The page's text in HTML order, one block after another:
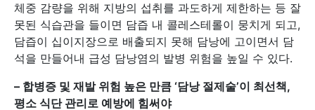
체중 감량을 위해 지방의 섭취를 과도하게 제한하는 등 잘
못된 식습관을 들이면 담즙 내 콜레스테롤이 뭉치게 되고,
담즙이 십이지장으로 배출되지 못해 담낭에 고이면서 담
석을 만들어내 급성 담낭염의 발병 위험을 높일 수 있다.
– 합병증 및 재발 위험 높은 만큼 ‘담낭 절제술’이 최선책,
평소 식단 관리로 예방에 힘써야